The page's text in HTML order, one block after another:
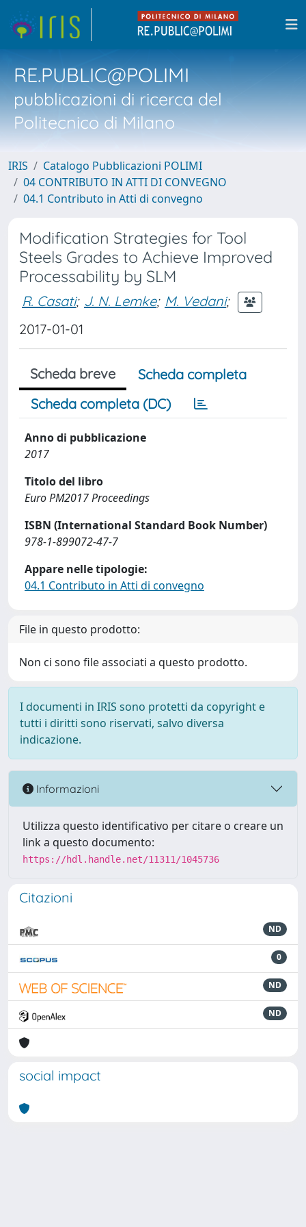
RE.PUBLIC@POLIMI
pubblicazioni di ricerca del
Politecnico di Milano
IRIS
Catalogo Pubblicazioni POLIMI
04 CONTRIBUTO IN ATTI DI CONVEGNO
04.1 Contributo in Atti di convegno
Modification Strategies for Tool
Steels Grades to Achieve Improved
Processability by SLM
R. Casati; J. N. Lemke; M. Vedani;
2017-01-01
Scheda breve
Scheda completa
Scheda completa (DC)
Anno di pubblicazione
2017
Titolo del libro
Euro PM2017 Proceedings
ISBN (International Standard Book Number)
978-1-899072-47-7
Appare nelle tipologie:
04.1 Contributo in Atti di convegno
File in questo prodotto:
Non ci sono file associati a questo prodotto.
I documenti in IRIS sono protetti da copyright e
tutti i diritti sono riservati, salvo diversa
indicazione.
Informazioni
Utilizza questo identificativo per citare o creare un
link a questo documento:
https://hdl.handle.net/11311/1045736
Citazioni
ND
0
ND
ND
social impact